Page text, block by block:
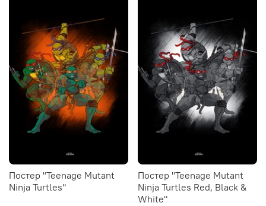
Постер "Teenage Mutant
Ninja Turtles"
Постер "Teenage Mutant
Ninja Turtles Red, Black &
White"